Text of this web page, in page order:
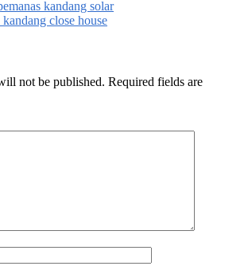
kandang solar
kandang close house
not be published. Required fields are